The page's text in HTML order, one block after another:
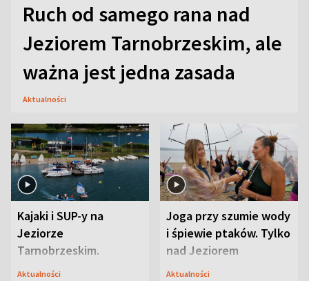
Ruch od samego rana nad
Jeziorem Tarnobrzeskim, ale
ważna jest jedna zasada
Aktualności
Kajaki i SUP-y na
Jeziorze
Tarnobrzeskim.
Przyrodnicy zwracają
Aktualności
Joga przy szumie wody
i śpiewie ptaków. Tylko
nad Jeziorem
Tarnobrzeskim
Aktualności